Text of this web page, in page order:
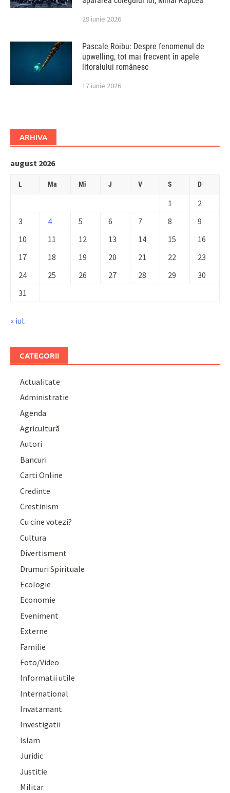
29 iunie 2026
Pascale Roibu: Despre fenomenul de
upwelling, tot mai frecvent în apele
litoralului românesc
17 iunie 2026
ARHIVA
august 2026
L Ma Mi J V S D
1
2
3
4 5 6 7 8
9
10
11 12 13 14 15
16
17
18 19 20 21 22
23
24
25 26 27 28 29
30
31
« iul.
CATEGORII
Actualitate
Administratie
Agenda
Agricultură
Autori
Bancuri
Carti Online
Credinte
Crestinism
Cu cine votezi?
Cultura
Divertisment
Drumuri Spirituale
Ecologie
Economie
Eveniment
Externe
Familie
Foto/Video
Informatii utile
International
Invatamant
Investigatii
Islam
Juridic
Justitie
Militar